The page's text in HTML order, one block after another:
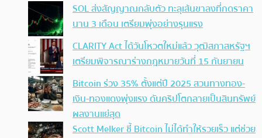
SOL ส่งสัญญาณกลับตัว ทะลุเส้นขาลงที่กดราคา
นาน 3 เดือน เตรียมพุ่งอย่างรุนแรง
CLARITY Act ได้วันโหวตใหม่แล้ว วุฒิสภาสหรัฐฯ
เตรียมพิจารณาร่างกฎหมายวันที่ 15 กันยายน
Bitcoin ร่วง 35% ตั้งแต่ปี 2025 สวนทางทอง-
เงิน-ทองแดงพุ่งแรง ดันคริปโตกลายเป็นสินทรัพย์
ผลงานแย่สุด
Scott Melker ชี้ Bitcoin ไม่ได้ทำให้รวยเร็ว แต่ช่วย